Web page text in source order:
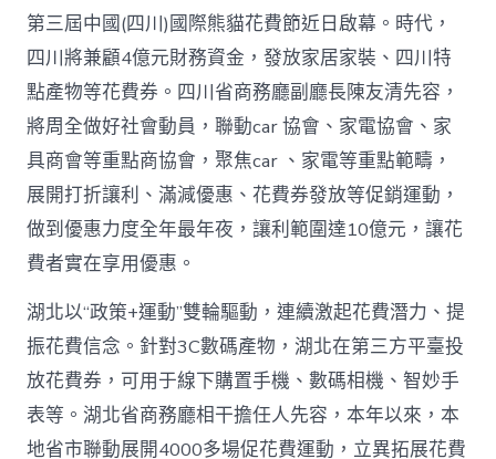
_
中
國
網〉
中
第三屆中國(四川)國際熊貓花費節近日啟幕。時代，
四川將兼顧4億元財務資金，發放家居家裝、四川特
點產物等花費券。四川省商務廳副廳長陳友清先容，
將周全做好社會動員，聯動car 協會、家電協會、家
具商會等重點商協會，聚焦car 、家電等重點範疇，
展開打折讓利、滿減優惠、花費券發放等促銷運動，
做到優惠力度全年最年夜，讓利範圍達10億元，讓花
費者實在享用優惠。
湖北以“政策+運動”雙輪驅動，連續激起花費潛力、提
振花費信念。針對3C數碼產物，湖北在第三方平臺投
放花費券，可用于線下購置手機、數碼相機、智妙手
表等。湖北省商務廳相干擔任人先容，本年以來，本
地省市聯動展開4000多場促花費運動，立異拓展花費